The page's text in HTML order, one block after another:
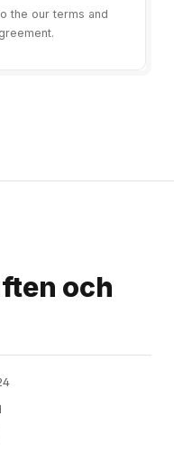
the our terms and
och